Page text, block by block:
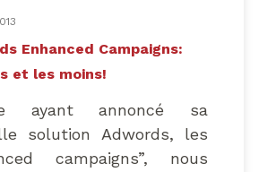
Enhanced Campaigns:
et les moins!
ayant annoncé sa
solution Adwords, les
campaigns”, nous